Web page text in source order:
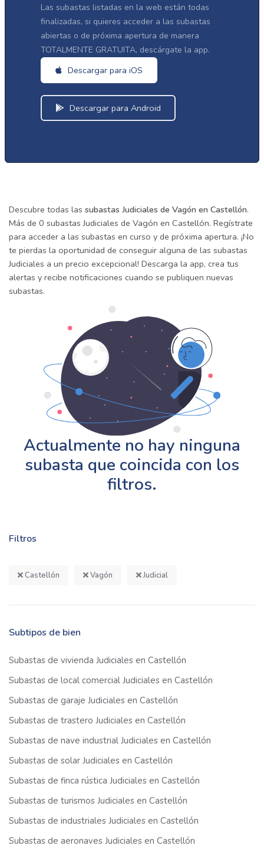
Las subastas listadas en la web están todas
finalizadas, si quieres acceder a las subastas
abiertas o de próxima apertura de manera
TOTALMENTE GRATUITA, descárgate la app.
Descargar para iOS
Descargar para Android
Filtros
Castellón Vagón Judicial
Subtipos de bien
Subastas de vivienda Judiciales en Castellón
Subastas de local comercial Judiciales en Castellón
Subastas de garaje Judiciales en Castellón
Subastas de trastero Judiciales en Castellón
Subastas de nave industrial Judiciales en Castellón
Subastas de solar Judiciales en Castellón
Subastas de finca rústica Judiciales en Castellón
Subastas de turismos Judiciales en Castellón
Subastas de industriales Judiciales en Castellón
Subastas de aeronaves Judiciales en Castellón
Descubre todas las subastas Judiciales de Vagón en Castellón.
Más de 0 subastas Judiciales de Vagón en Castellón. Regístrate
para acceder a las subastas en curso y de próxima apertura. ¡No
te pierdas la oportunidad de conseguir alguna de las subastas
Judiciales a un precio excepcional! Descarga la app, crea tus
alertas y recibe notificaciones cuando se publiquen nuevas
subastas.
Actualmente no hay ninguna
subasta que coincida con los
filtros.